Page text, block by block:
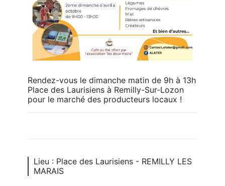
Rendez-vous le dimanche matin de 9h à 13h
Place des Laurisiens à Remilly-Sur-Lozon
pour le marché des producteurs locaux !
Lieu : Place des Laurisiens - REMILLY LES
MARAIS